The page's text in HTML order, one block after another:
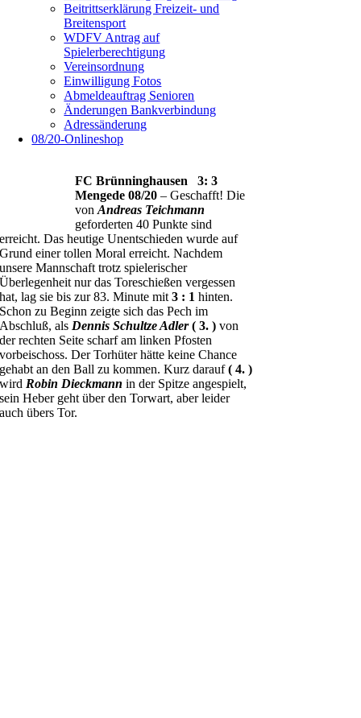
Beitrittserklärung Freizeit- und
Breitensport
WDFV Antrag auf
Spielerberechtigung
Vereinsordnung
Einwilligung Fotos
Abmeldeauftrag Senioren
Änderungen Bankverbindung
Adressänderung
08/20-Onlineshop
FC Brünninghausen 3: 3
Mengede 08/20 – Geschafft! Die
vonAndreas Teichmann
geforderten 40 Punkte sind
erreicht. Das heutige Unentschieden wurde auf
Grund einer tollen Moral erreicht. Nachdem
unsere Mannschaft trotz spielerischer
Überlegenheit nur das Toreschießen vergessen
hat, lag sie bis zur 83. Minute mit3 : 1 hinten.
Schon zu Beginn zeigte sich das Pech im
Abschluß, als Dennis Schultze Adler( 3. ) von
der rechten Seite scharf am linken Pfosten
vorbeischoss. Der Torhüter hätte keine Chance
gehabt an den Ball zu kommen. Kurz darauf( 4. )
wird Robin Dieckmann in der Spitze angespielt,
sein Heber geht über den Torwart, aber leider
auch übers Tor.